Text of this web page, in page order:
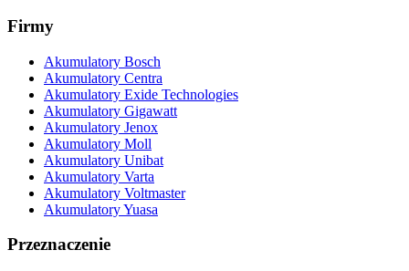
Firmy
Akumulatory Bosch
Akumulatory Centra
Akumulatory Exide Technologies
Akumulatory Gigawatt
Akumulatory Jenox
Akumulatory Moll
Akumulatory Unibat
Akumulatory Varta
Akumulatory Voltmaster
Akumulatory Yuasa
Przeznaczenie